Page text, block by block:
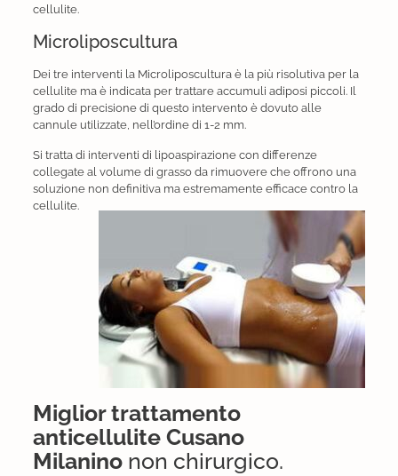
cellulite.
Microliposcultura
Dei tre interventi la Microliposcultura è la più risolutiva per la
cellulite ma è indicata per trattare accumuli adiposi piccoli. Il
grado di precisione di questo intervento è dovuto alle
cannule utilizzate, nell’ordine di 1-2 mm.
Si tratta di interventi di lipoaspirazione con differenze
collegate al volume di grasso da rimuovere che offrono una
soluzione non definitiva ma estremamente efficace contro la
cellulite.
Miglior trattamento
anticellulite Cusano
Milanino non chirurgico.